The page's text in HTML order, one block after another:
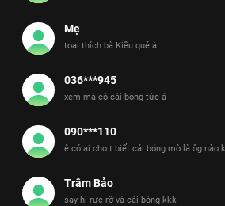
Mẹ
toai thích bà Kiều qué à
036***945
xem mà có cái bóng tức á
090***110
ê có ai cho t biết cái bóng mờ là ôg nào k
Trâm Bảo
say hi rực rỡ và cái bóng kkk